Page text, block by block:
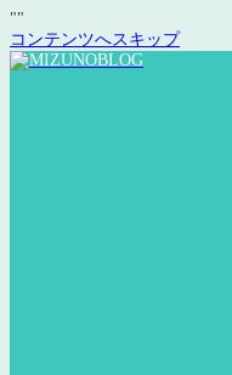
""
コンテンツへスキップ